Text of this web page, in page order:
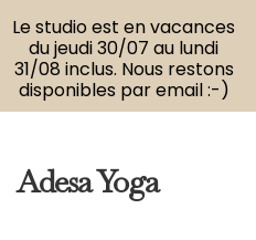
Adesa Yoga
Le studio est en vacances
du jeudi 30/07 au lundi
31/08 inclus. Nous restons
disponibles par email :-)